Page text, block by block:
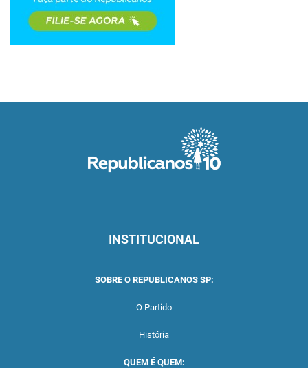
INSTITUCIONAL
SOBRE O REPUBLICANOS SP:
O Partido
História
QUEM É QUEM: